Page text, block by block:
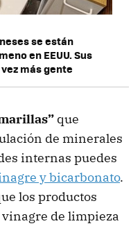
se están
en EEUU. Sus
más gente
que
de minerales
internas puedes
y bicarbonato.
los productos
de limpieza